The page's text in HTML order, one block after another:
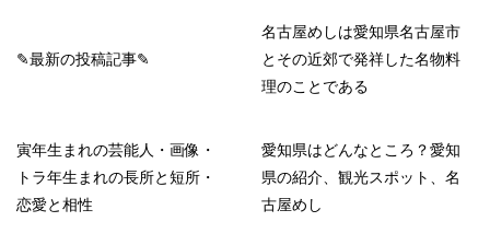
✎最新の投稿記事✎
名古屋めしは愛知県名古屋市
とその近郊で発祥した名物料
理のことである
寅年生まれの芸能人・画像・
トラ年生まれの長所と短所・
恋愛と相性
愛知県はどんなところ？愛知
県の紹介、観光スポット、名
古屋めし